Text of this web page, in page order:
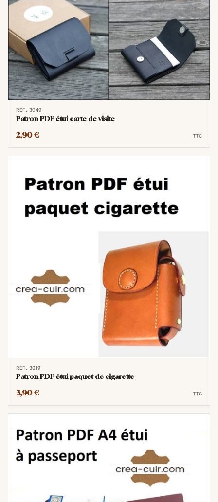
RÉF. 3049
Patron PDF étui carte de visite
2,90 € TTC
RÉF. 3019
Patron PDF étui paquet de cigarette
3,90 € TTC